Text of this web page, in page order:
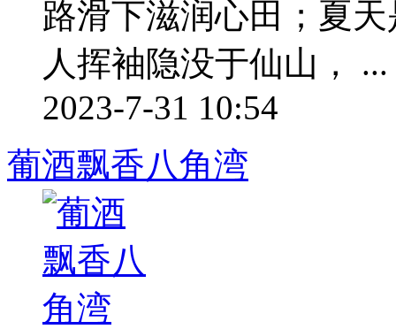
路滑下滋润心田；夏
人挥袖隐没于仙山， ...
2023-7-31 10:54
葡酒飘香八角湾